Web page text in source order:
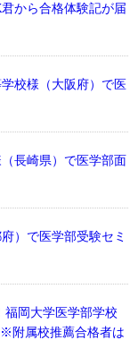
から合格体験記が届
校様（大阪府）で医
長崎県）で医学部面
）で医学部受験セミ
福岡大学医学部学校
附属校推薦合格者は